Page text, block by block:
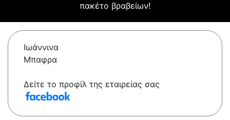
πακέτο βραβείων!
Ιωάννινα
Μπαφρα
Δείτε το προφίλ της εταιρείας σας